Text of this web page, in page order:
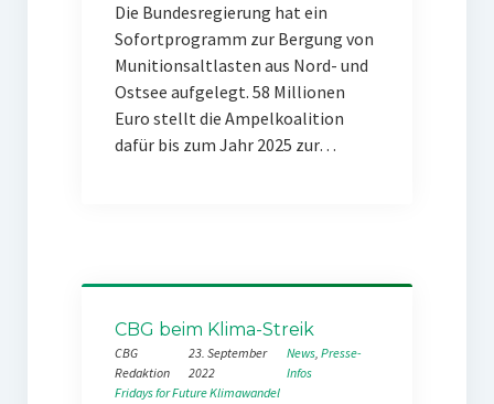
Die Bundesregierung hat ein
Sofortprogramm zur Bergung von
Munitionsaltlasten aus Nord- und
Ostsee aufgelegt. 58 Millionen
Euro stellt die Ampelkoalition
dafür bis zum Jahr 2025 zur…
CBG beim Klima-Streik
CBG
Redaktion
23. September
2022
News, Presse-
Infos
Fridays for FutureKlimawandel